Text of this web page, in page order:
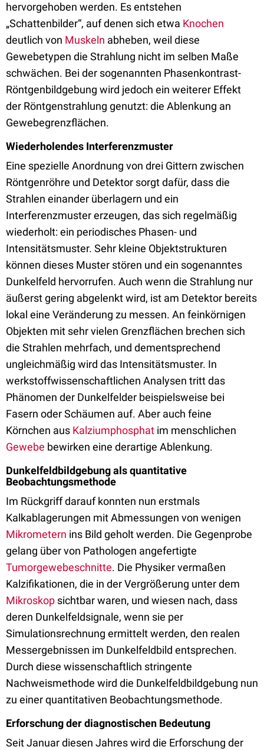
hervorgehoben werden. Es entstehen
„Schattenbilder“, auf denen sich etwa Knochen
deutlich von Muskeln abheben, weil diese
Gewebetypen die Strahlung nicht im selben Maße
schwächen. Bei der sogenannten Phasenkontrast-
Röntgenbildgebung wird jedoch ein weiterer Effekt
der Röntgenstrahlung genutzt: die Ablenkung an
Gewebegrenzflächen.
Wiederholendes Interferenzmuster
Eine spezielle Anordnung von drei Gittern zwischen
Röntgenröhre und Detektor sorgt dafür, dass die
Strahlen einander überlagern und ein
Interferenzmuster erzeugen, das sich regelmäßig
wiederholt: ein periodisches Phasen- und
Intensitätsmuster. Sehr kleine Objektstrukturen
können dieses Muster stören und ein sogenanntes
Dunkelfeld hervorrufen. Auch wenn die Strahlung nur
äußerst gering abgelenkt wird, ist am Detektor bereits
lokal eine Veränderung zu messen. An feinkörnigen
Objekten mit sehr vielen Grenzflächen brechen sich
die Strahlen mehrfach, und dementsprechend
ungleichmäßig wird das Intensitätsmuster. In
werkstoffwissenschaftlichen Analysen tritt das
Phänomen der Dunkelfelder beispielsweise bei
Fasern oder Schäumen auf. Aber auch feine
Körnchen aus Kalziumphosphat im menschlichen
Gewebe bewirken eine derartige Ablenkung.
Dunkelfeldbildgebung als quantitative
Beobachtungsmethode
Im Rückgriff darauf konnten nun erstmals
Kalkablagerungen mit Abmessungen von wenigen
Mikrometern ins Bild geholt werden. Die Gegenprobe
gelang über von Pathologen angefertigte
Tumorgewebeschnitte. Die Physiker vermaßen
Kalzifikationen, die in der Vergrößerung unter dem
Mikroskop sichtbar waren, und wiesen nach, dass
deren Dunkelfeldsignale, wenn sie per
Simulationsrechnung ermittelt werden, den realen
Messergebnissen im Dunkelfeldbild entsprechen.
Durch diese wissenschaftlich stringente
Nachweismethode wird die Dunkelfeldbildgebung nun
zu einer quantitativen Beobachtungsmethode.
Erforschung der diagnostischen Bedeutung
Seit Januar diesen Jahres wird die Erforschung der